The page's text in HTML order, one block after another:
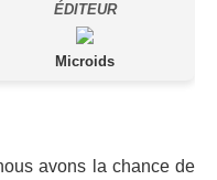
ESPACE
MEMBRE
ÉDITEUR
Microids
avons la chance de